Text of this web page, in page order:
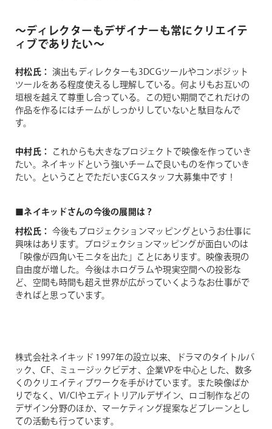
～ディレクターもデザイナーも常にクリエイテ
ィブでありたい～
村松氏： 演出もディレクターも3DCGツールやコンポジット
ツールをある程度使えるし理解している。何よりもお互いの
垣根を越えて尊重し合っている。この短い期間でこれだけの
作品を作るにはチームがしっかりしていないと駄目なんで
す。
中村氏： これからも大きなプロジェクトで映像を作っていき
たい。ネイキッドという強いチームで良いものを作っていき
たい。ということでただいまCGスタッフ大募集中です！
■ネイキッドさんの今後の展開は？
村松氏： 今後もプロジェクションマッピングというお仕事に
興味はあります。プロジェクションマッピングが面白いのは
「映像が四角いモニタを出た」ことにあります。映像表現の
自由度が増した。今後はホログラムや現実空間への投影な
ど、空間も時間も超え世界が広がっていくようなお仕事がで
きればと思っています。
株式会社ネイキッド 1997年の設立以来、ドラマのタイトルバ
ック、CF、ミュージックビデオ、企業VPを中心とした、数多
くのクリエイティブワークを手がけています。また映像ばか
りでなく、VI/CIやエディトリアルデザイン、ロゴ制作などの
デザイン分野のほか、マーケティング提案などブレーンとし
ての活動も行っています。